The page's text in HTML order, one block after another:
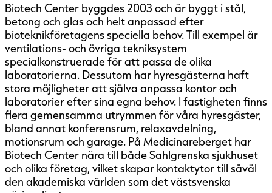
Biotech Center byggdes 2003 och är byggt i stål,
betong och glas och helt anpassad efter
bioteknikföretagens speciella behov. Till exempel är
ventilations- och övriga tekniksystem
specialkonstruerade för att passa de olika
laboratorierna. Dessutom har hyresgästerna haft
stora möjligheter att själva anpassa kontor och
laboratorier efter sina egna behov. I fastigheten finns
flera gemensamma utrymmen för våra hyresgäster,
bland annat konferensrum, relaxavdelning,
motionsrum och garage. På Medicinareberget har
Biotech Center nära till både Sahlgrenska sjukhuset
och olika företag, vilket skapar kontaktytor till såväl
den akademiska världen som det västsvenska